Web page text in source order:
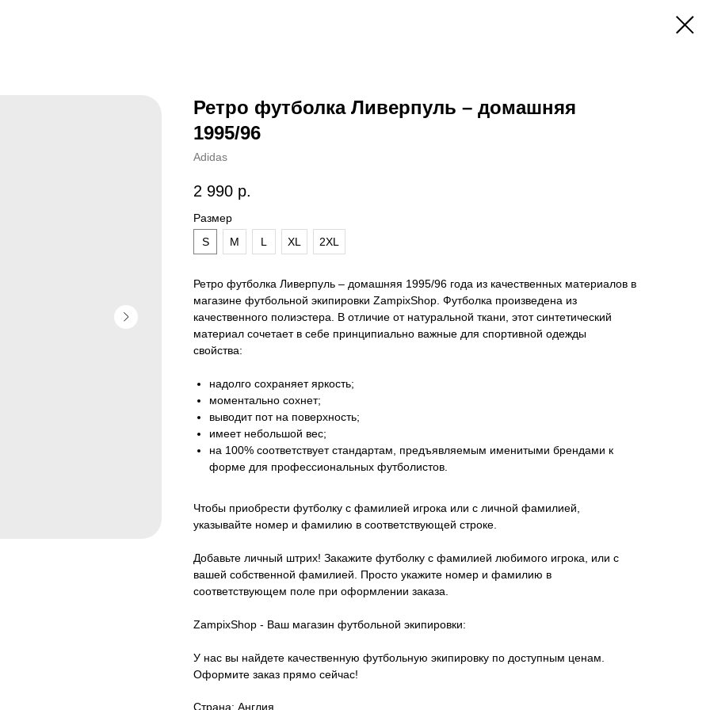
Ретро футболка Ливерпуль – домашняя
1995/96
Adidas
2 990 р.
Размер
S
M L XL 2XL
Ретро футболка Ливерпуль – домашняя 1995/96 года из качественных материалов в
магазине футбольной экипировки ZampixShop. Футболка произведена из
качественного полиэстера. В отличие от натуральной ткани, этот синтетический
материал сочетает в себе принципиально важные для спортивной одежды
свойства:
надолго сохраняет яркость;
моментально сохнет;
выводит пот на поверхность;
имеет небольшой вес;
на 100% соответствует стандартам, предъявляемым именитыми брендами к
форме для профессиональных футболистов.
Чтобы приобрести футболку с фамилией игрока или с личной фамилией,
указывайте номер и фамилию в соответствующей строке.
Добавьте личный штрих! Закажите футболку с фамилией любимого игрока, или с
вашей собственной фамилией. Просто укажите номер и фамилию в
соответствующем поле при оформлении заказа.
ZampixShop - Ваш магазин футбольной экипировки:
У нас вы найдете качественную футбольную экипировку по доступным ценам.
Оформите заказ прямо сейчас!
Страна: Англия